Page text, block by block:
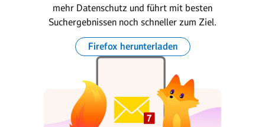
mehr Datenschutz und führt mit besten
Suchergebnissen noch schneller zum Ziel.
Firefox herunterladen